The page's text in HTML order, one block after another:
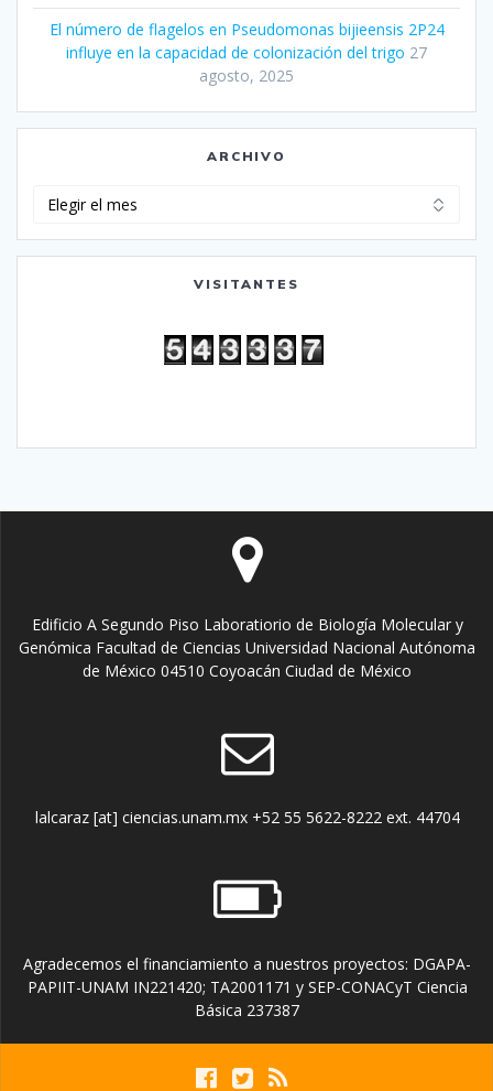
El número de flagelos en Pseudomonas bijieensis 2P24
influye en la capacidad de colonización del trigo 27
agosto, 2025
ARCHIVO
VISITANTES
Edificio A Segundo Piso Laboratiorio de Biología Molecular y
Genómica Facultad de Ciencias Universidad Nacional Autónoma
de México 04510 Coyoacán Ciudad de México
lalcaraz [at] ciencias.unam.mx +52 55 5622-8222 ext. 44704
Agradecemos el financiamiento a nuestros proyectos: DGAPA-
PAPIIT-UNAM IN221420; TA2001171 y SEP-CONACyT Ciencia
Básica 237387